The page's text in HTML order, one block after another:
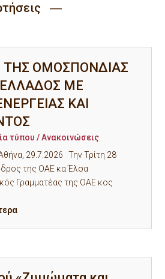
―
ΟΜΟΣΠΟΝΔΙΑΣ
ΜΕ
ΚΑΙ
τύπου / Ανακοινώσεις
29.7.2026 Την Τρίτη 28
της ΟΑΕ κα Έλσα
Γραμματέας της ΟΑΕ κος